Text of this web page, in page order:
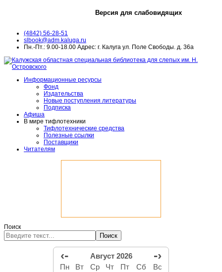
Версия для слабовидящих
(4842) 56-28-51
slbook@adm.kaluga.ru
Пн.-Пт.: 9.00-18.00 Адрес: г. Калуга ул. Поле Свободы. д. 36а
Информационные ресурсы
Фонд
Издательства
Новые поступления литературы
Подписка
Афиша
В мире тифлотехники
Тифлотехнические средства
Полезные ссылки
Поставщики
Читателям
Поиск
Поиск
‹- Август 2026 -›
Пн Вт Ср Чт Пт Сб
Вс